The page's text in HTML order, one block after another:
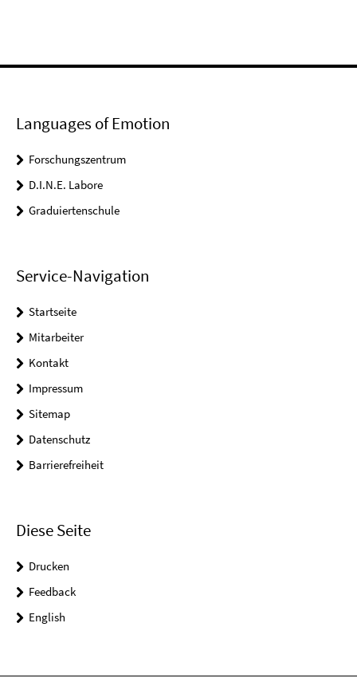
Languages of Emotion
Forschungszentrum
D.I.N.E. Labore
Graduiertenschule
Service-Navigation
Startseite
Mitarbeiter
Kontakt
Impressum
Sitemap
Datenschutz
Barrierefreiheit
Diese Seite
Drucken
Feedback
English